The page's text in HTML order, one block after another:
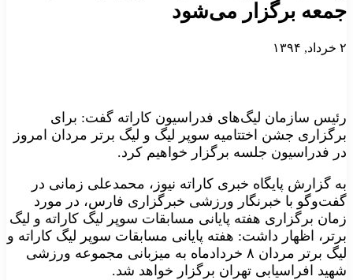
جمعه برگزار می‌شود
۲ خرداد, ۱۳۹۴
رئیس سازمان لیگ‌های فدراسیون کاراته گفت: برای
برگزاری جشن اختتامیه سوپر لیگ و لیگ برتر مردان امروز
در فدراسیون جلسه‌ برگزار خواهیم کرد.
به گزارش پایگاه خبری کاراته نیوز، محمدعلی زمانی در
گفت‌وگو با خبرنگار ورزشی خبرگزاری فارس، در مورد
زمان برگزاری هفته پایانی مسابقات سوپر لیگ کاراته و لیگ
برتر، اظهار داشت: هفته پایانی مسابقات سوپر لیگ کاراته و
لیگ برتر مردان ۸ خرداد‌ماه به میزبانی مجموعه ورزشی
شهید افراسیابی تهران برگزار خواهد شد.